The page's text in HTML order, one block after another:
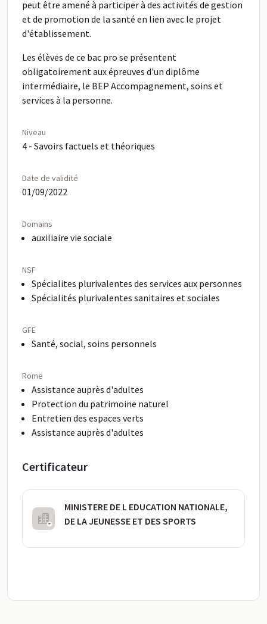
peut être amené à participer à des activités de gestion
et de promotion de la santé en lien avec le projet
d'établissement.
Les élèves de ce bac pro se présentent
obligatoirement aux épreuves d'un diplôme
intermédiaire, le BEP Accompagnement, soins et
services à la personne.
Niveau
4 - Savoirs factuels et théoriques
Date de validité
01/09/2022
Domains
auxiliaire vie sociale
NSF
Spécialites plurivalentes des services aux personnes
Spécialités plurivalentes sanitaires et sociales
GFE
Santé, social, soins personnels
Rome
Assistance auprès d'adultes
Protection du patrimoine naturel
Entretien des espaces verts
Assistance auprès d'adultes
Certificateur
MINISTERE DE L EDUCATION NATIONALE,
DE LA JEUNESSE ET DES SPORTS